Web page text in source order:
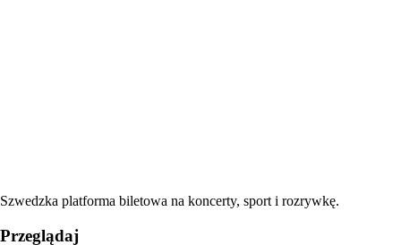
Szwedzka platforma biletowa na koncerty, sport i rozrywkę.
Przeglądaj